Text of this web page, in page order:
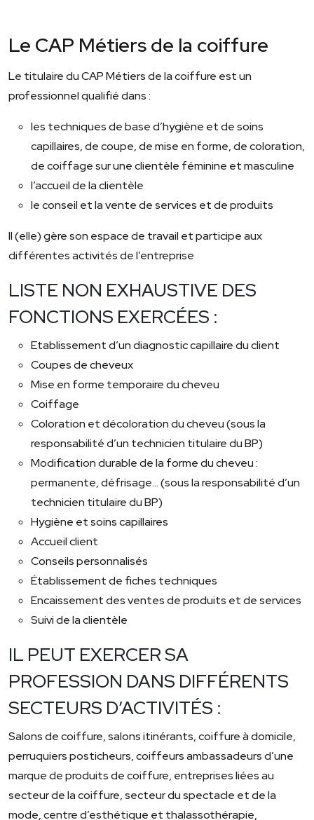
Le CAP Métiers de la coiffure
Le titulaire du CAP Métiers de la coiffure est un
professionnel qualifié dans :
les techniques de base d’hygiène et de soins
capillaires, de coupe, de mise en forme, de coloration,
de coiffage sur une clientèle féminine et masculine
l’accueil de la clientèle
le conseil et la vente de services et de produits
Il (elle) gère son espace de travail et participe aux
différentes activités de l’entreprise
LISTE NON EXHAUSTIVE DES
FONCTIONS EXERCÉES :
Etablissement d’un diagnostic capillaire du client
Coupes de cheveux
Mise en forme temporaire du cheveu
Coiffage
Coloration et décoloration du cheveu (sous la
responsabilité d’un technicien titulaire du BP)
Modification durable de la forme du cheveu :
permanente, défrisage… (sous la responsabilité d’un
technicien titulaire du BP)
Hygiène et soins capillaires
Accueil client
Conseils personnalisés
Établissement de fiches techniques
Encaissement des ventes de produits et de services
Suivi de la clientèle
IL PEUT EXERCER SA
PROFESSION DANS DIFFÉRENTS
SECTEURS D’ACTIVITÉS :
Salons de coiffure, salons itinérants, coiffure à domicile,
perruquiers posticheurs, coiffeurs ambassadeurs d’une
marque de produits de coiffure, entreprises liées au
secteur de la coiffure, secteur du spectacle et de la
mode, centre d’esthétique et thalassothérapie,